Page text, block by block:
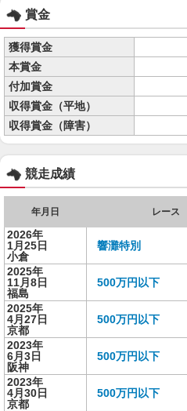
賞金
獲得賞金
本賞金
付加賞金
収得賞金（平地）
収得賞金（障害）
競走成績
年月日 レース
2026年
1月25日
小倉
響灘特別
2025年
11月8日
福島
500万円以下
2025年
4月27日
京都
500万円以下
2023年
6月3日
阪神
500万円以下
2023年
4月30日
京都
500万円以下